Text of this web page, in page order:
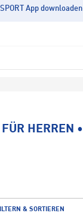
App downloaden
HERREN •
& SORTIEREN